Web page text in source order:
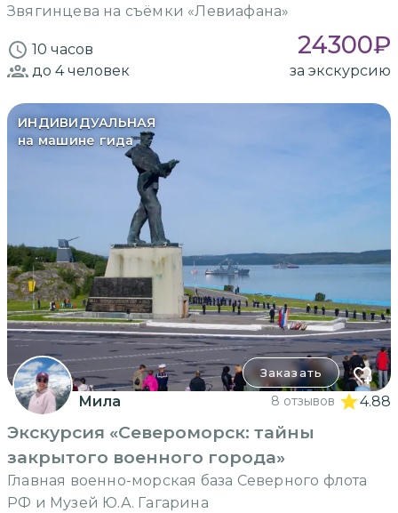
Звягинцева на съёмки «Левиафана»
10 часов 24300₽
до 4человек за экскурсию
ИНДИВИДУАЛЬНАЯ
на машине гида
Заказать
Мила 8 отзывов 4.88
Экскурсия «Североморск: тайны
закрытого военного города»
Главная военно-морская база Северного флота
РФ и Музей Ю.А. Гагарина